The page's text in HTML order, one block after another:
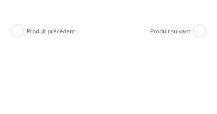
Produit précédent Produit suivant